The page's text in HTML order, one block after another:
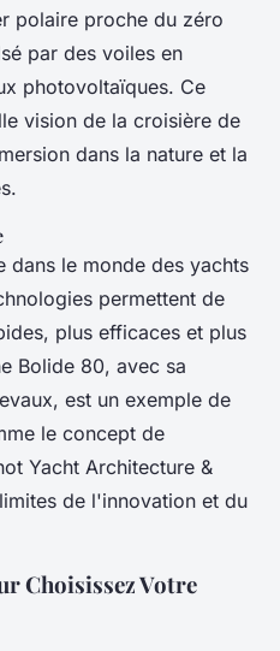
polaire proche du zéro
par des voiles en
photovoltaïques. Ce
vision de la croisière de
dans la nature et la
dans le monde des yachts
permettent de
plus efficaces et plus
Bolide 80, avec sa
est un exemple de
le concept de
Yacht Architecture &
de l'innovation et du
Choisissez Votre